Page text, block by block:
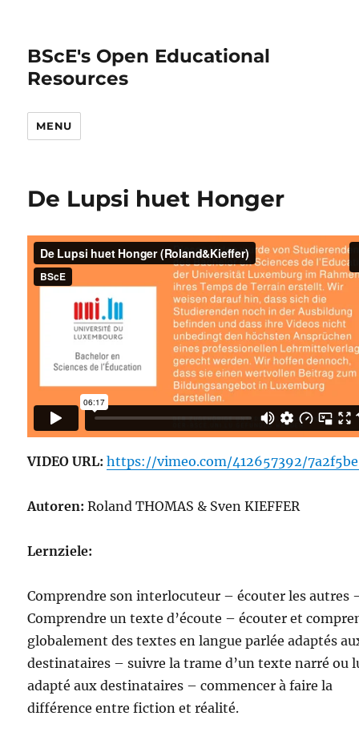
BScE's Open Educational
Resources
MENU
De Lupsi huet Honger
VIDEO URL:https://vimeo.com/412657392/
Autoren: Roland THOMAS & Sven KIEFFER
Lernziele:
Comprendre son interlocuteur – écouter les autres
Comprendre un texte d’écoute – écouter et
globalement des textes en langue parlée adaptés
destinataires – suivre la trame d’un texte narré ou
adapté aux destinataires – commencer à faire la
différence entre fiction et réalité.